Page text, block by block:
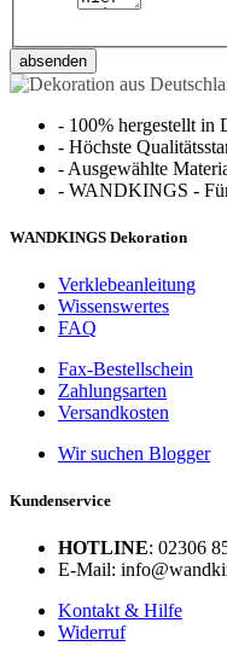
absenden
- 100% hergestellt in
- Höchste
- Ausgewählte
- WANDKINGS -
WANDKINGS Dekoration
Verklebeanleitung
Wissenswertes
FAQ
Fax-Bestellschein
Zahlungsarten
Versandkosten
Wir suchen Blogger
Kundenservice
HOTLINE: 02306
E-Mail:
Kontakt & Hilfe
Widerruf